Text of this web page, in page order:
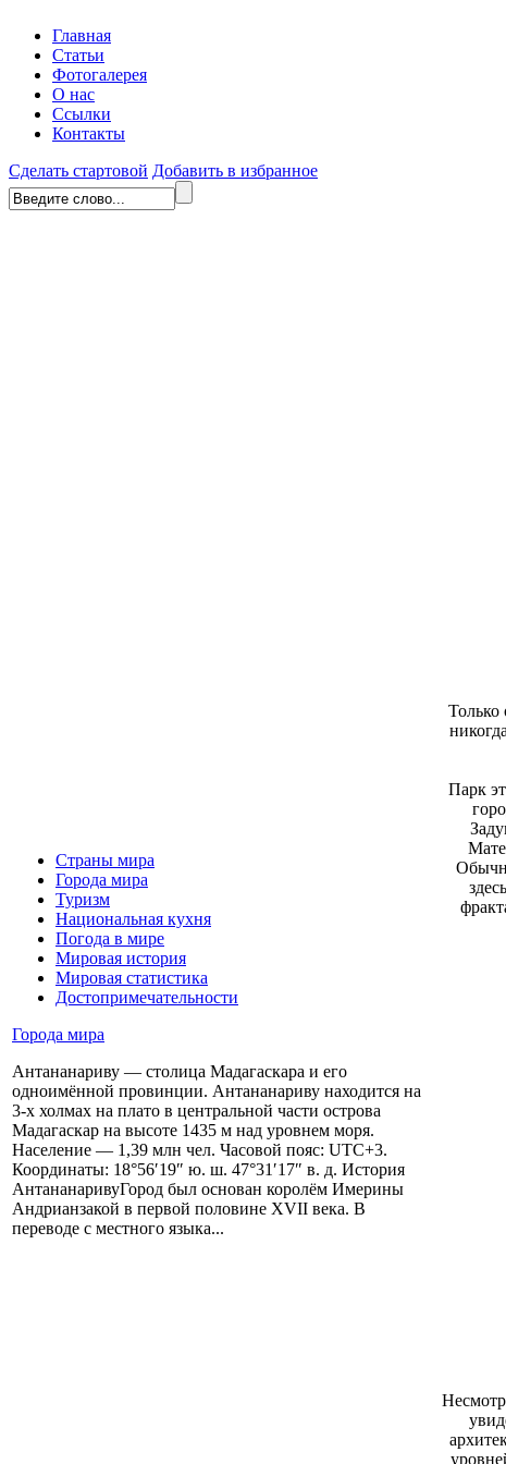
Главная
Статьи
Фотогалерея
О нас
Ссылки
Контакты
Сделать стартовой Добавить в избранное
Страны мира
Города мира
Туризм
Национальная кухня
Погода в мире
Мировая история
Мировая статистика
Достопримечательности
Города мира
Антананариву — столица Мадагаскара и его
одноимённой провинции. Антананариву находится на
3-х холмах на плато в центральной части острова
Мадагаскар на высоте 1435 м над уровнем моря.
Население — 1,39 млн чел. Часовой пояс: UTC+3.
Координаты: 18°56′19″ ю. ш. 47°31′17″ в. д. История
АнтананаривуГород был основан королём Имерины
Андрианзакой в первой половине XVII века. В
переводе с местного языка...
Только
Парк